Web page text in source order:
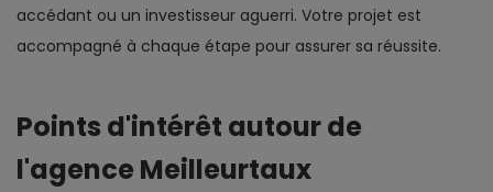
accédant ou un investisseur aguerri. Votre projet est
accompagné à chaque étape pour assurer sa réussite.
Points d'intérêt autour de
l'agence Meilleurtaux